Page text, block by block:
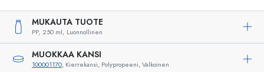
MUKAUTA TUOTE
PP, 250 ml, Luonnollinen
MUOKKAA KANSI
100001170, Kierrekansi, Polypropeeni, Valkoinen